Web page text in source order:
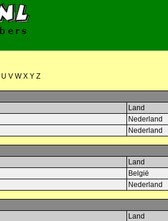
U V W X Y Z
Land
Nederland
Nederland
Land
België
Nederland
Land